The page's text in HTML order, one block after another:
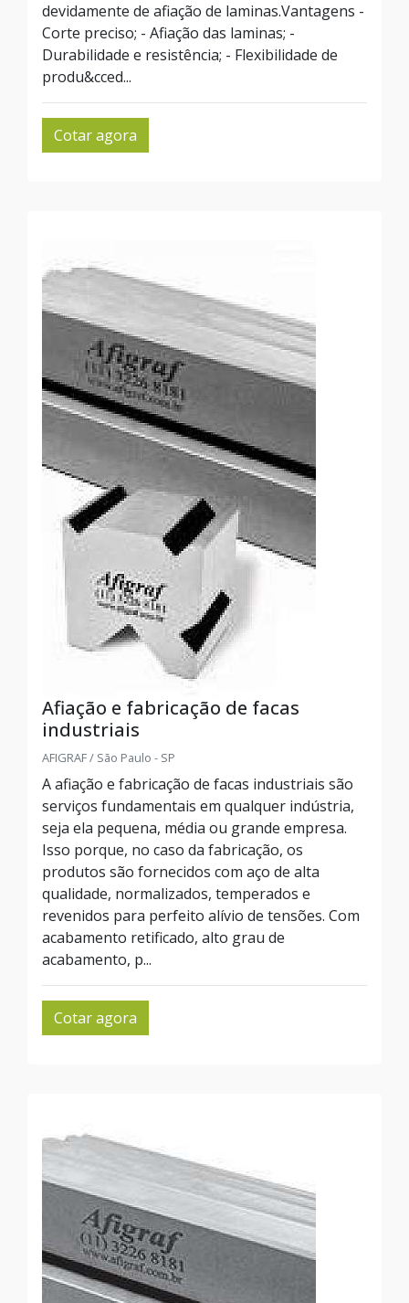
devidamente de afiação de laminas.Vantagens -
Corte preciso; - Afiação das laminas; -
Durabilidade e resistência; - Flexibilidade de
produ&cced...
Cotar agora
Afiação e fabricação de facas
industriais
AFIGRAF / São Paulo - SP
A afiação e fabricação de facas industriais são
serviços fundamentais em qualquer indústria,
seja ela pequena, média ou grande empresa.
Isso porque, no caso da fabricação, os
produtos são fornecidos com aço de alta
qualidade, normalizados, temperados e
revenidos para perfeito alívio de tensões. Com
acabamento retificado, alto grau de
acabamento, p...
Cotar agora